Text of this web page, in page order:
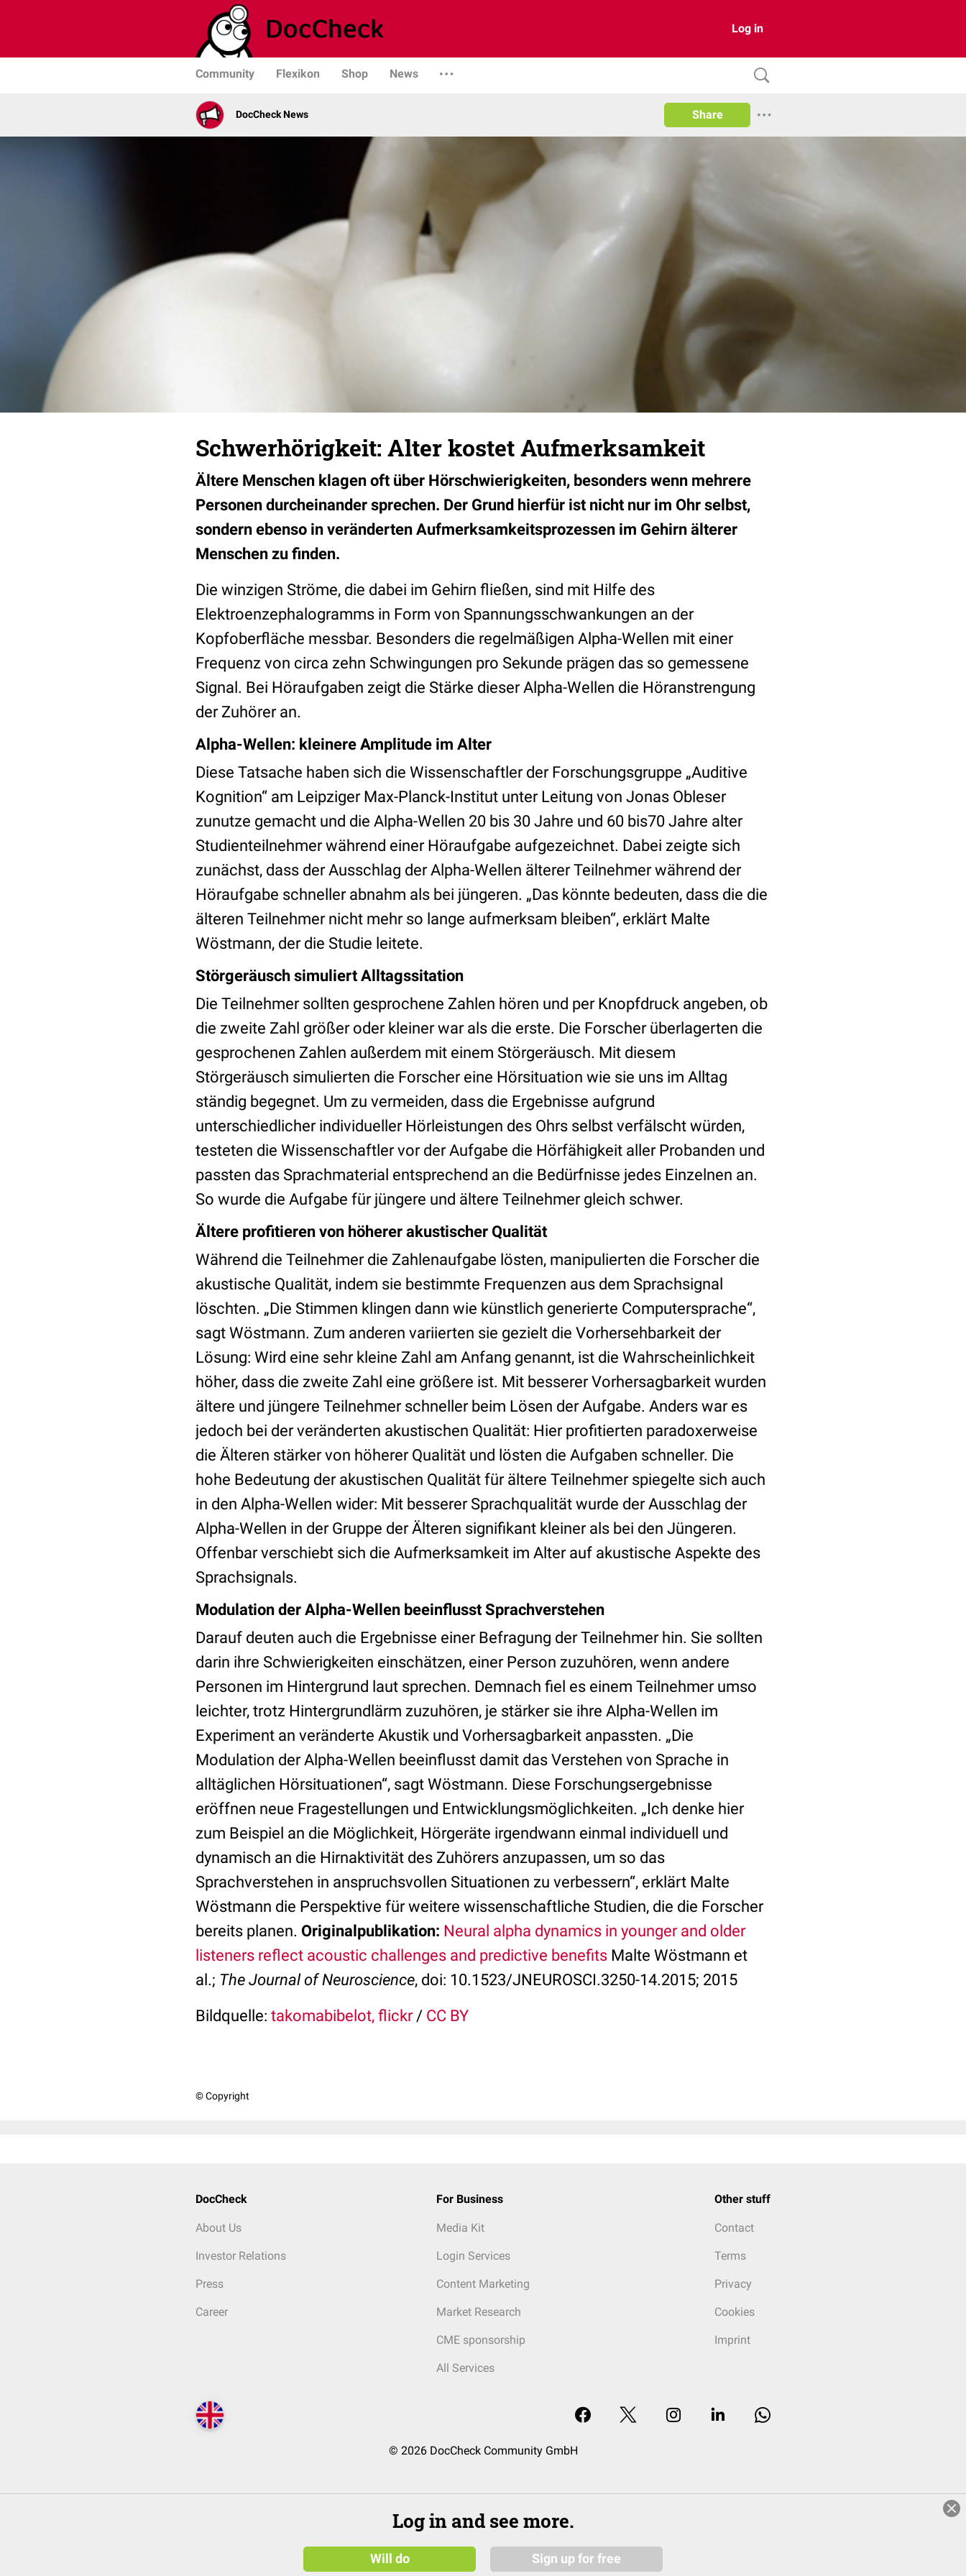
Log in
Community Flexikon Shop News
DocCheck News Share
Schwerhörigkeit: Alter kostet Aufmerksamkeit
Ältere Menschen klagen oft über Hörschwierigkeiten, besonders wenn mehrere
Personen durcheinander sprechen. Der Grund hierfür ist nicht nur im Ohr selbst,
sondern ebenso in veränderten Aufmerksamkeitsprozessen im Gehirn älterer
Menschen zu finden.
Die winzigen Ströme, die dabei im Gehirn fließen, sind mit Hilfe des
Elektroenzephalogramms in Form von Spannungsschwankungen an der
Kopfoberfläche messbar. Besonders die regelmäßigen Alpha-Wellen mit einer
Frequenz von circa zehn Schwingungen pro Sekunde prägen das so gemessene
Signal. Bei Höraufgaben zeigt die Stärke dieser Alpha-Wellen die Höranstrengung
der Zuhörer an.
Alpha-Wellen: kleinere Amplitude im Alter
Diese Tatsache haben sich die Wissenschaftler der Forschungsgruppe „Auditive
Kognition“ am Leipziger Max-Planck-Institut unter Leitung von Jonas Obleser
zunutze gemacht und die Alpha-Wellen 20 bis 30 Jahre und 60 bis70 Jahre alter
Studienteilnehmer während einer Höraufgabe aufgezeichnet. Dabei zeigte sich
zunächst, dass der Ausschlag der Alpha-Wellen älterer Teilnehmer während der
Höraufgabe schneller abnahm als bei jüngeren. „Das könnte bedeuten, dass die die
älteren Teilnehmer nicht mehr so lange aufmerksam bleiben“, erklärt Malte
Wöstmann, der die Studie leitete.
Störgeräusch simuliert Alltagssitation
Die Teilnehmer sollten gesprochene Zahlen hören und per Knopfdruck angeben, ob
die zweite Zahl größer oder kleiner war als die erste. Die Forscher überlagerten die
gesprochenen Zahlen außerdem mit einem Störgeräusch. Mit diesem
Störgeräusch simulierten die Forscher eine Hörsituation wie sie uns im Alltag
ständig begegnet. Um zu vermeiden, dass die Ergebnisse aufgrund
unterschiedlicher individueller Hörleistungen des Ohrs selbst verfälscht würden,
testeten die Wissenschaftler vor der Aufgabe die Hörfähigkeit aller Probanden und
passten das Sprachmaterial entsprechend an die Bedürfnisse jedes Einzelnen an.
So wurde die Aufgabe für jüngere und ältere Teilnehmer gleich schwer.
Ältere profitieren von höherer akustischer Qualität
Während die Teilnehmer die Zahlenaufgabe lösten, manipulierten die Forscher die
akustische Qualität, indem sie bestimmte Frequenzen aus dem Sprachsignal
löschten. „Die Stimmen klingen dann wie künstlich generierte Computersprache“,
sagt Wöstmann. Zum anderen variierten sie gezielt die Vorhersehbarkeit der
Lösung: Wird eine sehr kleine Zahl am Anfang genannt, ist die Wahrscheinlichkeit
höher, dass die zweite Zahl eine größere ist. Mit besserer Vorhersagbarkeit wurden
ältere und jüngere Teilnehmer schneller beim Lösen der Aufgabe. Anders war es
jedoch bei der veränderten akustischen Qualität: Hier profitierten paradoxerweise
die Älteren stärker von höherer Qualität und lösten die Aufgaben schneller. Die
hohe Bedeutung der akustischen Qualität für ältere Teilnehmer spiegelte sich auch
in den Alpha-Wellen wider: Mit besserer Sprachqualität wurde der Ausschlag der
Alpha-Wellen in der Gruppe der Älteren signifikant kleiner als bei den Jüngeren.
Offenbar verschiebt sich die Aufmerksamkeit im Alter auf akustische Aspekte des
Sprachsignals.
Modulation der Alpha-Wellen beeinflusst Sprachverstehen
Darauf deuten auch die Ergebnisse einer Befragung der Teilnehmer hin. Sie sollten
darin ihre Schwierigkeiten einschätzen, einer Person zuzuhören, wenn andere
Personen im Hintergrund laut sprechen. Demnach fiel es einem Teilnehmer umso
leichter, trotz Hintergrundlärm zuzuhören, je stärker sie ihre Alpha-Wellen im
Experiment an veränderte Akustik und Vorhersagbarkeit anpassten. „Die
Modulation der Alpha-Wellen beeinflusst damit das Verstehen von Sprache in
alltäglichen Hörsituationen“, sagt Wöstmann. Diese Forschungsergebnisse
eröffnen neue Fragestellungen und Entwicklungsmöglichkeiten. „Ich denke hier
zum Beispiel an die Möglichkeit, Hörgeräte irgendwann einmal individuell und
dynamisch an die Hirnaktivität des Zuhörers anzupassen, um so das
Sprachverstehen in anspruchsvollen Situationen zu verbessern“, erklärt Malte
Wöstmann die Perspektive für weitere wissenschaftliche Studien, die die Forscher
bereits planen. Originalpublikation: Neural alpha dynamics in younger and older
listeners reflect acoustic challenges and predictive benefits Malte Wöstmann et
al.; The Journal of Neuroscience, doi: 10.1523/JNEUROSCI.3250-14.2015; 2015
Bildquelle: takomabibelot, flickr/ CC BY
© Copyright
DocCheck
About Us
Investor Relations
Press
Career
For Business
Media Kit
Login Services
Content Marketing
Market Research
CME sponsorship
All Services
Other stuff
Contact
Terms
Privacy
Cookies
Imprint
© 2026 DocCheck Community GmbH
Log in and see more.
Will do Sign up for free